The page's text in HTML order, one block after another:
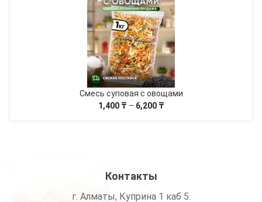
цен:
1,750 ₸
–
9,090 ₸
Смесь суповая с овощами
1,400 ₸ – 6,200 ₸Диапазон
Контакты
г. Алматы, Куприна 1 каб 5.